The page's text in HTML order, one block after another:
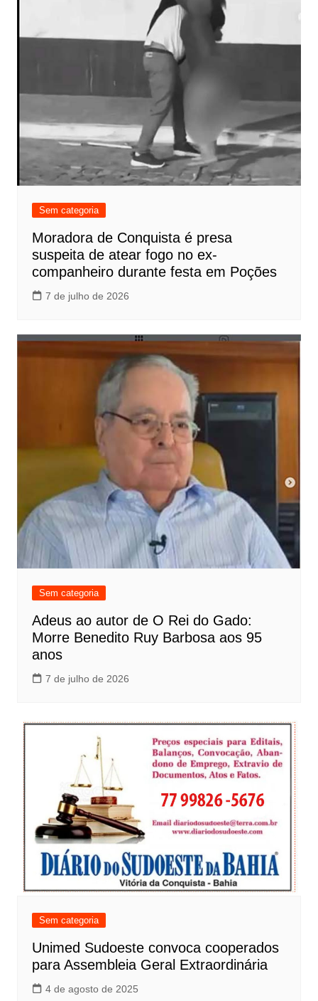
Sem categoria
Moradora de Conquista é presa
suspeita de atear fogo no ex-
companheiro durante festa em Poções
7 de julho de 2026
Sem categoria
Adeus ao autor de O Rei do Gado:
Morre Benedito Ruy Barbosa aos 95
anos
7 de julho de 2026
Sem categoria
Unimed Sudoeste convoca cooperados
para Assembleia Geral Extraordinária
4 de agosto de 2025